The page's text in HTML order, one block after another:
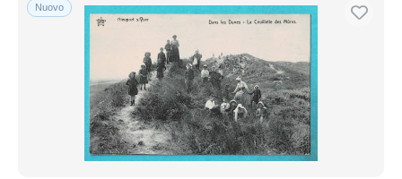
Nuovo